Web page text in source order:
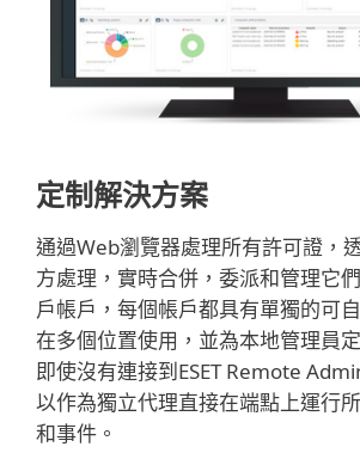
定制解決方案
通過Web瀏覽器處理所有許可證，
方處理，實時合併，委派和管理它
戶帳戶，每個帳戶都具有單獨的可
在多個位置使用，並為本地管理員
即使沒有連接到ESET Remote
以作為獨立代理直接在端點上運行
和事件。